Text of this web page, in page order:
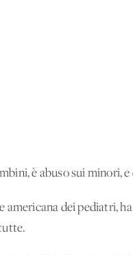
è abuso sui minori,
americana dei